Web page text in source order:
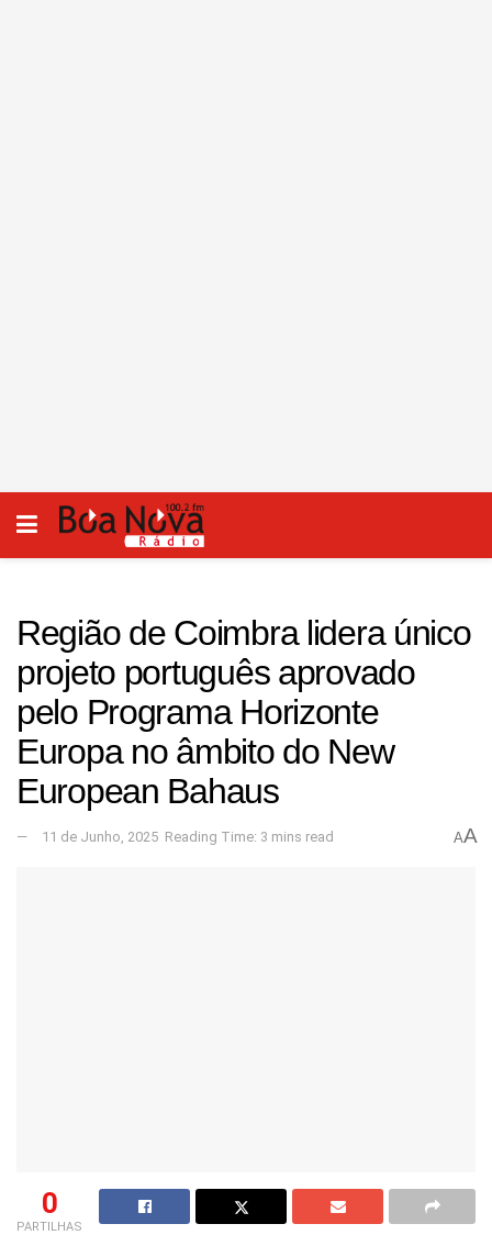
Região de Coimbra lidera único
projeto português aprovado
pelo Programa Horizonte
Europa no âmbito do New
European Bahaus
11 de Junho, 2025 Reading Time: 3 mins read AA
0
PARTILHAS